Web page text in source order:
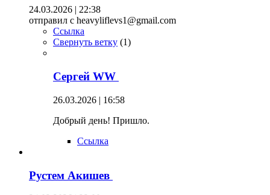
24.03.2026 | 22:38
отправил с heavyliflevs1@gmail.com
Ссылка
Свернуть ветку (1)
Сергей WW
26.03.2026 | 16:58
Добрый день! Пришло.
Ссылка
Рустем Акишев